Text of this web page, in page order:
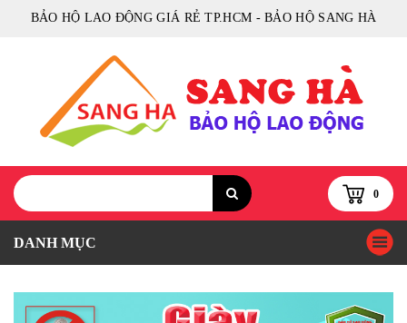
BẢO HỘ LAO ĐỘNG GIÁ RẺ TP.HCM - BẢO HỘ SANG HÀ
0
DANH MỤC